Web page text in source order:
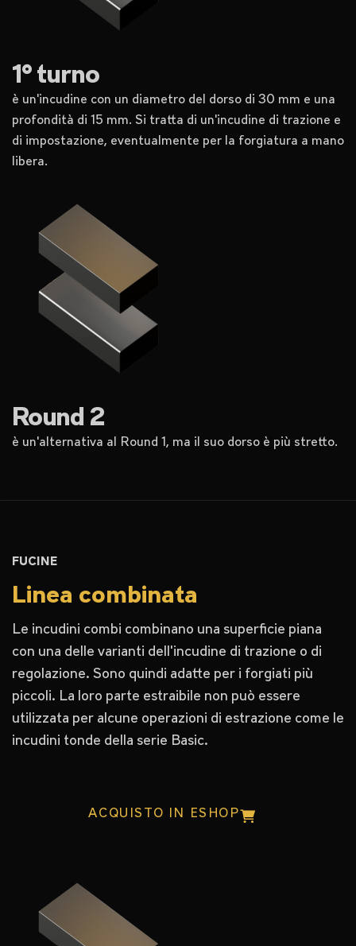
1° turno
è un'incudine con un diametro del dorso di 30 mm e una
profondità di 15 mm. Si tratta di un'incudine di trazione e
di impostazione, eventualmente per la forgiatura a mano
libera.
Round 2
è un'alternativa al Round 1, ma il suo dorso è più stretto.
FUCINE
Linea combinata
Le incudini combi combinano una superficie piana
con una delle varianti dell'incudine di trazione o di
regolazione. Sono quindi adatte per i forgiati più
piccoli. La loro parte estraibile non può essere
utilizzata per alcune operazioni di estrazione come le
incudini tonde della serie Basic.
ACQUISTO IN ESHOP